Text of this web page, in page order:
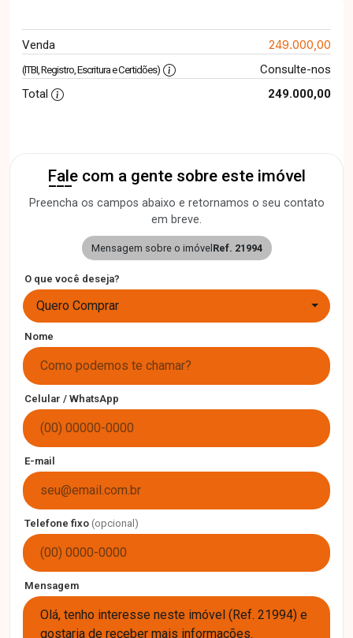
Venda 249.000,00
(ITBI, Registro, Escritura e Certidões)
Consulte-nos
Total
249.000,00
Fale com a gente sobre este imóvel
Preencha os campos abaixo e retornamos o seu contato
em breve.
Mensagem sobre o imóvel Ref. 21994
O que você deseja?
Quero Comprar
Nome
Celular / WhatsApp
E-mail
Telefone fixo (opcional)
Mensagem